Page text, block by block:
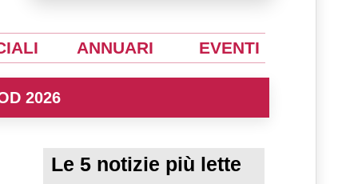
ANNUARI EVENTI
2026
Le 5 notizie più lette